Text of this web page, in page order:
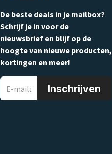
De beste deals in je mailbox?
Schrijf je in voor de
nieuwsbrief en blijf op de
hoogte van nieuwe producten,
kortingen en meer!
Inschrijven